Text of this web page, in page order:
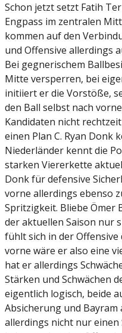
Schon jetzt setzt Fatih
Engpass im zentralen
kommen auf den
und Offensive allerdings
Bei gegnerischem
Mitte versperren, bei
initiiert er die Vorstöße,
den Ball selbst nach
Kandidaten nicht
einen Plan C. Ryan Donk
Niederländer kennt die
starken Viererkette
Donk für defensive
vorne allerdings ebenso
Spritzigkeit. Bliebe Ömer
der aktuellen Saison nur
fühlt sich in der Offensive
vorne wäre er also eine
hat er allerdings
Stärken und Schwächen
eigentlich logisch, beide
Absicherung und Bayram
allerdings nicht nur einen